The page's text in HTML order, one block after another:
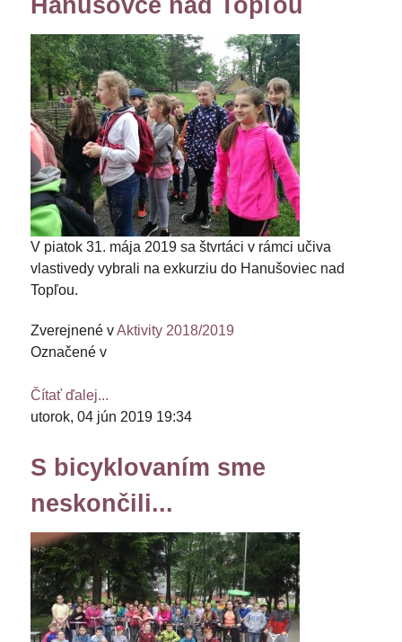
V piatok 31. mája 2019 sa štvrtáci v rámci učiva
vlastivedy vybrali na exkurziu do Hanušoviec nad
Topľou.
Zverejnené vAktivity 2018/2019
Označené v
Čítať ďalej...
utorok, 04 jún 2019 19:34
S bicyklovaním sme
neskončili...